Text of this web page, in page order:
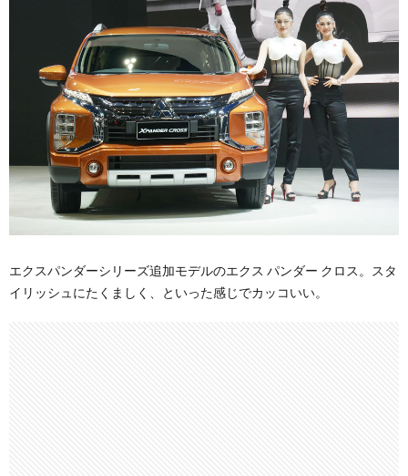
エクスパンダーシリーズ追加モデルのエクス パンダー クロス。スタ
イリッシュにたくましく、といった感じでカッコいい。